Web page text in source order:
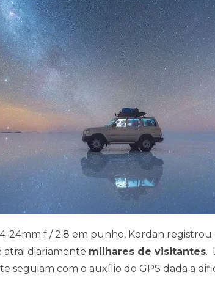
24mm f / 2.8 em punho, Kordan
atrai diariamente milhares de visitantes.
seguiam com o auxílio do GPS dada a